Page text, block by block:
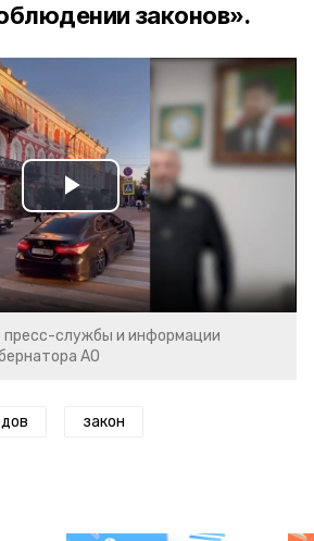
законов».
Play
Video
пресс-службы и информации
АО
закон